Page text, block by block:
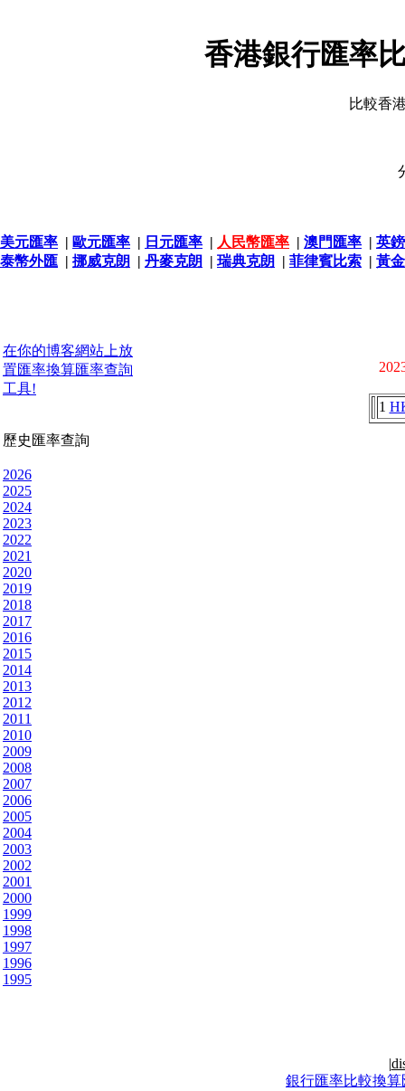
香港銀行匯率
比較香
美元匯率 | 歐元匯率 | 日元匯率 | 人民幣匯率 | 澳門匯率 | 英
泰幣外匯 | 挪威克朗 | 丹麥克朗 | 瑞典克朗 | 菲律賓比索 | 黃
在你的博客網站上放
置匯率換算匯率查詢
工具!
歷史匯率查詢
2026
2025
2024
2023
2022
2021
2020
2019
2018
2017
2016
2015
2014
2013
2012
2011
2010
2009
2008
2007
2006
2005
2004
2003
2002
2001
2000
1999
1998
1997
1996
1995
1
|
銀行匯率比較換算